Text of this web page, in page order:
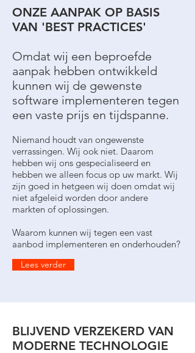
Omdat wij een beproefde
aanpak hebben ontwikkeld
kunnen wij de gewenste
software implementeren tegen
een vaste prijs en tijdspanne.
Niemand houdt van ongewenste
verrassingen. Wij ook niet. Daarom
hebben wij ons gespecialiseerd en
hebben we alleen focus op uw markt. Wij
zijn goed in hetgeen wij doen omdat wij
niet afgeleid worden door andere
markten of oplossingen.
Waarom kunnen wij tegen een vast
aanbod implementeren en onderhouden?
ONZE AANPAK OP BASIS
VAN 'BEST PRACTICES'
Lees verder
BLIJVEND VERZEKERD VAN
MODERNE TECHNOLOGIE